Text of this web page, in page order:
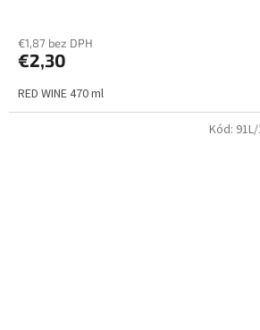
€1,87 bez DPH
€2,30
RED WINE 470 ml
Kód: